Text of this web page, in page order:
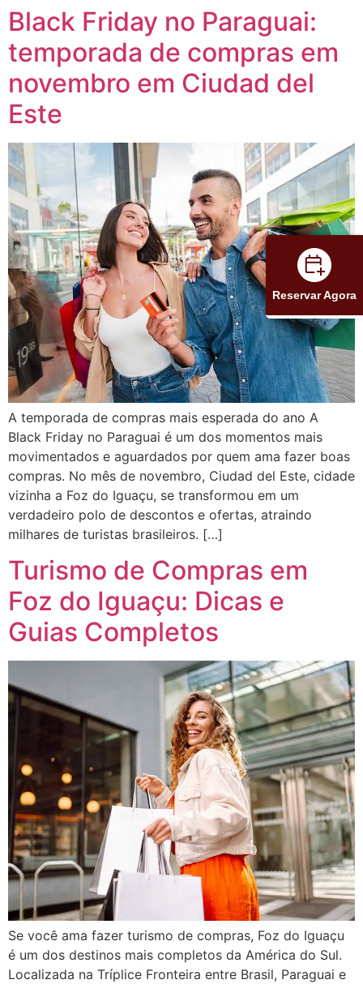
Black Friday no Paraguai:
temporada de compras em
novembro em Ciudad del
Este
A temporada de compras mais esperada do ano A
Black Friday no Paraguai é um dos momentos mais
movimentados e aguardados por quem ama fazer boas
compras. No mês de novembro, Ciudad del Este, cidade
vizinha a Foz do Iguaçu, se transformou em um
verdadeiro polo de descontos e ofertas, atraindo
milhares de turistas brasileiros. […]
Turismo de Compras em
Foz do Iguaçu: Dicas e
Guias Completos
Se você ama fazer turismo de compras, Foz do Iguaçu
é um dos destinos mais completos da América do Sul.
Localizada na Tríplice Fronteira entre Brasil, Paraguai e
Reservar Agora